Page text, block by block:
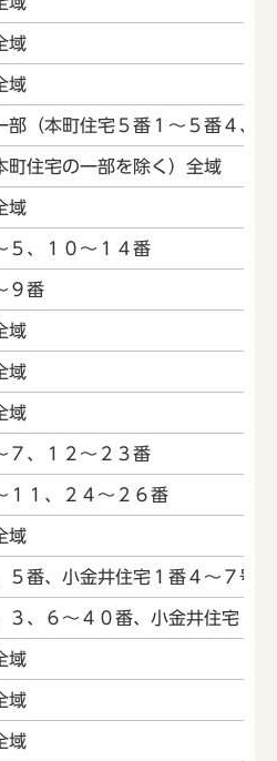
域
域
部（本町住宅５番１～５番４、
町住宅の一部を除く）全域
域
５、１０～１４番
９番
域
域
域
７、１２～２３番
１１、２４～２６番
域
５番、小金井住宅１番４～７号
３、６～４０番、小金井住宅１
域
域
域